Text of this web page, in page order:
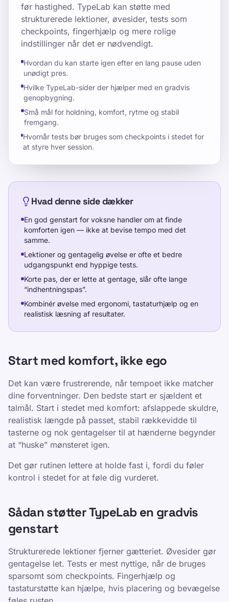
før hastighed. TypeLab kan støtte med
strukturerede lektioner, øvesider, tests som
checkpoints, fingerhjælp og mere rolige
indstillinger når det er nødvendigt.
Hvordan du kan starte igen efter en lang pause uden
unødigt pres.
Hvilke TypeLab-sider der hjælper med en gradvis
genopbygning.
Små mål for holdning, komfort, rytme og stabil
fremgang.
Hvornår tests bør bruges som checkpoints i stedet for
at styre hver session.
Hvad denne side dækker
En god genstart for voksne handler om at finde
komforten igen — ikke at bevise tempo med det
samme.
Lektioner og gentagelig øvelse er ofte et bedre
udgangspunkt end hyppige tests.
Korte pas, der er lette at gentage, slår ofte lange
“indhentningspas”.
Kombinér øvelse med ergonomi, tastaturhjælp og en
realistisk læsning af resultater.
Start med komfort, ikke ego
Det kan være frustrerende, når tempoet ikke matcher
dine forventninger. Den bedste start er sjældent et
talmål. Start i stedet med komfort: afslappede skuldre,
realistisk længde på passet, stabil rækkevidde til
tasterne og nok gentagelser til at hænderne begynder
at “huske” mønsteret igen.
Det gør rutinen lettere at holde fast i, fordi du føler
kontrol i stedet for at føle dig vurderet.
Sådan støtter TypeLab en gradvis
genstart
Strukturerede lektioner fjerner gætteriet. Øvesider gør
gentagelse let. Tests er mest nyttige, når de bruges
sparsomt som checkpoints. Fingerhjælp og
tastaturstøtte kan hjælpe, hvis placering og bevægelse